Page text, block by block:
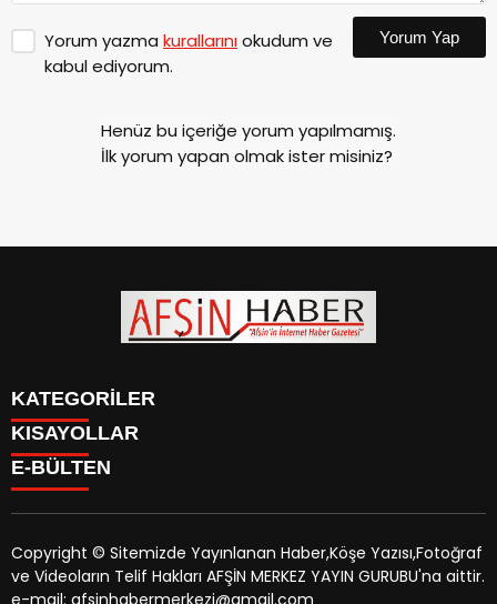
Yorum yazma kurallarınıokudum ve
kabul ediyorum.
Yorum Yap
Henüz bu içeriğe yorum yapılmamış.
İlk yorum yapan olmak ister misiniz?
KATEGORİLER
SİYASET
EĞİTİM
MAGAZİN
MANŞETLER
ÖZEL HABER
KISAYOLLAR
SİYASET
EĞİTİM
KÜLTÜR SANAT
MAGAZİN
E-BÜLTEN
afsinhaber.com e-bültenine abone olarak, tarafınıza haber,
Copyright © Sitemizde Yayınlanan Haber,Köşe Yazısı,Fotoğraf
ve Videoların Telif Hakları AFŞİN MERKEZ YAYIN GURUBU'na aittir.